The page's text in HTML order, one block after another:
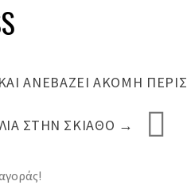
ΚΑΙ ΑΝΕΒΆΖΕΙ ΑΚΌΜΗ
ΣΤΗΝ ΣΚΙΆΘΟ →